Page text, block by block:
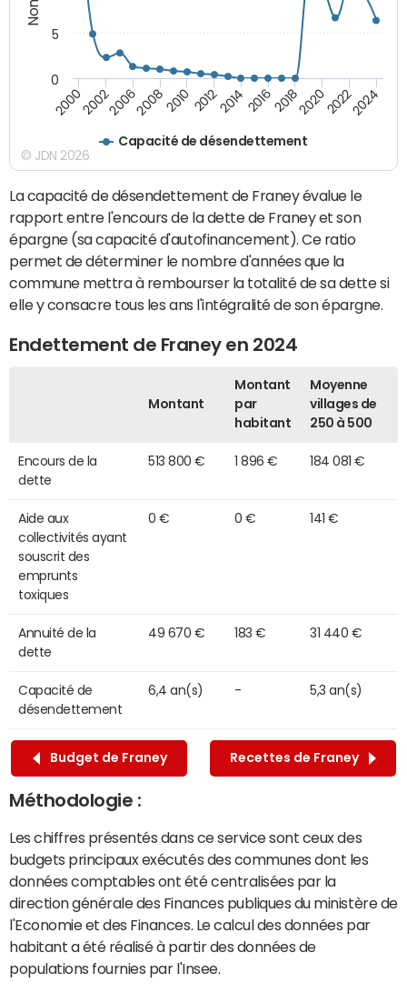
Capacité de désendettement
20002002200620082010 2012201420162018202020222024
0
5
© JDN 2026
La capacité de désendettement de Franey évalue le
rapport entre l'encours de la dette de Franey et son
épargne (sa capacité d'autofinancement). Ce ratio
permet de déterminer le nombre d'années que la
commune mettra à rembourser la totalité de sa dette si
elle y consacre tous les ans l'intégralité de son épargne.
Endettement de Franey en 2024
Montant
Montant
par
habitant
Moyenne
villages de
250 à 500
Encours de la
dette
513 800 € 1 896 € 184 081 €
Aide aux
collectivités ayant
souscrit des
emprunts
toxiques
0 € 0 € 141 €
Annuité de la
dette
49 670 € 183 € 31 440 €
Capacité de
désendettement
6,4 an(s) - 5,3 an(s)
Budget de Franey Recettes de Franey
Méthodologie :
Les chiffres présentés dans ce service sont ceux des
budgets principaux exécutés des communes dont les
données comptables ont été centralisées par la
direction générale des Finances publiques du ministère de
l'Economie et des Finances. Le calcul des données par
habitant a été réalisé à partir des données de
populations fournies par l'Insee.